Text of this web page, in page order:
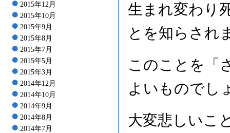
2015年12月
2015年10月
2015年9月
2015年8月
2015年7月
2015年5月
2015年3月
2014年12月
2014年10月
2014年9月
2014年8月
2014年7月
生まれ変わり
とを知らされ
このことを「
よいものでし
大変悲しいこ